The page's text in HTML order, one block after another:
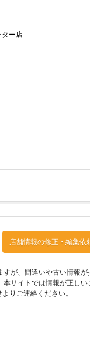
ー店
店舗情報の修正・編集依
が、間違いや古い情報
サイトでは情報が正し
よりご連絡ください。